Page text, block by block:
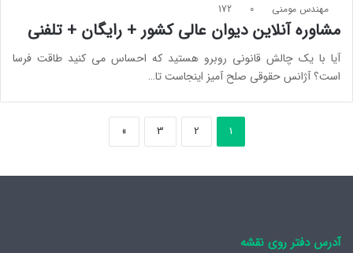
مهندس مومنی 0
172
مشاوره آنلاین دیوان عالی کشور + رایگان + تلفنی
آیا با یک چالش قانونی روبرو هستید که احساس می کنید طاقت فرسا
است؟ آژانس حقوقی صلح آمیز اینجاست تا…
1
2
3
»
آدرس دفتر روی نقشه